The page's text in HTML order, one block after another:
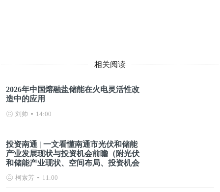
相关阅读
2026年中国熔融盐储能在火电灵活性改
造中的应用
刘帅 14:00
投资南通 | 一文看懂南通市光伏和储能
产业发展现状与投资机会前瞻（附光伏
和储能产业现状、空间布局、投资机会
分析等）
柯素芳 11:00